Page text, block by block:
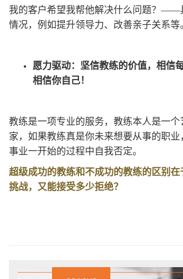
我的客户希望我帮他解决什么问题？——
情况，例如提升领导力、改善亲子关系等
愿力驱动：坚信教练的价值，相信
相信你自己！
教练是一项专业的服务，教练本人是一个
家，如果教练真是你未来想要从事的职
事业一开始的过程中自我否定。
超级成功的教练和不成功的教练的区别
挑战，又能接受多少拒绝？